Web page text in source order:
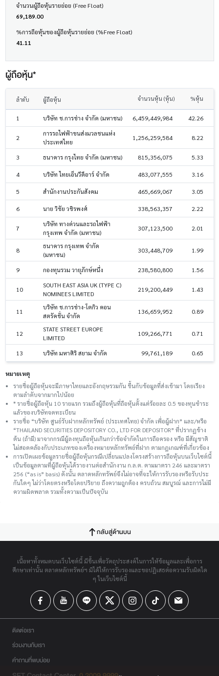
จำนวนผู้ถือหุ้นรายย่อย (Free Float)
69,189.00
%การถือหุ้นของผู้ถือหุ้นรายย่อย (%Free Float)
41.11
ผู้ถือหุ้น*
ลำดับ ผู้ถือหุ้น จำนวนหุ้น (หุ้น) %หุ้น
1 บริษัท ช.การช่าง จำกัด (มหาชน) 6,459,449,984 42.26
2
การรถไฟฟ้าขนส่งมวลชนแห่ง
ประเทศไทย
1,256,259,584 8.22
3 ธนาคาร กรุงไทย จำกัด (มหาชน) 815,356,075 5.33
4 บริษัท ไทยเอ็นวีดีอาร์ จำกัด 483,077,555 3.16
5 สำนักงานประกันสังคม 465,669,067 3.05
6 นาย วิชัย วชิรพงศ์ 338,563,357 2.22
7
บริษัท ทางด่วนและรถไฟฟ้า
กรุงเทพ จำกัด (มหาชน)
307,123,500 2.01
8
ธนาคาร กรุงเทพ จำกัด
(มหาชน)
303,448,709 1.99
9 กองทุนรวม วายุภักษ์หนึ่ง 238,580,800 1.56
10
SOUTH EAST ASIA UK (TYPE C)
NOMINEES LIMITED
219,200,449 1.43
11
บริษัท ช.การช่าง-โตกิว คอน
สตรัคชั่น จำกัด
136,659,952 0.89
12
STATE STREET EUROPE
LIMITED
109,266,771 0.71
13 บริษัท มหาศิริ สยาม จำกัด 99,761,189 0.65
หมายเหตุ
รายชื่อผู้ถือหุ้นจะมีภาษาไทยและอังกฤษรวมกัน ขึ้นกับข้อมูลที่ส่งเข้ามา โดยเรียง
ตามลำดับจากมากไปน้อย
* รายชื่อผู้ถือหุ้น 10 รายแรก รวมถึงผู้ถือหุ้นที่ถือหุ้นตั้งแต่ร้อยละ 0.5 ของทุนชําระ
แล้วของบริษัทจดทะเบียน
รายชื่อ “บริษัท ศูนย์รับฝากหลักทรัพย์ (ประเทศไทย) จำกัด เพื่อผู้ฝาก” และ/หรือ
“THAILAND SECURITIES DEPOSITORY CO., LTD FOR DEPOSITOR” ที่ปรากฏข้าง
ต้น (ถ้ามี) มาจากกรณีผู้ลงทุนถือหุ้นเกินกว่าข้อจำกัดในการถือครอง หรือ มีสัญชาติ
ไม่สอดคล้องกับประเภทของเครื่องหมายหลักทรัพย์ที่ฝาก ตามกฎเกณฑ์ที่เกี่ยวข้อง
การเปิดเผยข้อมูลรายชื่อผู้ถือหุ้นกรณีเปลี่ยนแปลงโครงสร้างการถือหุ้นบนเว็บไซต์นี้
เป็นข้อมูลตามที่ผู้ถือหุ้นได้รายงานต่อสำนักงาน ก.ล.ต. ตามมาตรา 246 และมาตรา
256 (“as is” basis) ดังนั้น ตลาดหลักทรัพย์จึงไม่อาจที่จะให้การรับรองหรือรับประ
กันใดๆ ไม่ว่าโดยตรงหรือโดยปริยาย ถึงความถูกต้อง ครบถ้วน สมบูรณ์ และการไม่มี
ความผิดพลาด รวมทั้งความเป็นปัจจุบัน
กลับสู่ด้านบน
เนื้อหาทั้งหมดบนเว็บไซต์นี้ มีขึ้นเพื่อวัตถุประสงค์ในการให้ข้อมูลและเพื่อการ
ศึกษาเท่านั้น ตลาดหลักทรัพย์ฯ มิได้ให้การรับรองและขอปฏิเสธต่อความรับผิดใด
ๆ ในเว็บไซต์นี้
ติดต่อเรา
ร่วมงานกับเรา
คำถามที่พบบ่อย